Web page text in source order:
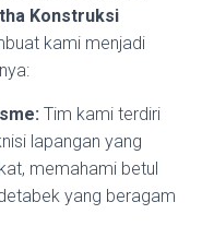
Konstruksi
kami menjadi
Tim kami terdiri
lapangan yang
memahami betul
yang beragam